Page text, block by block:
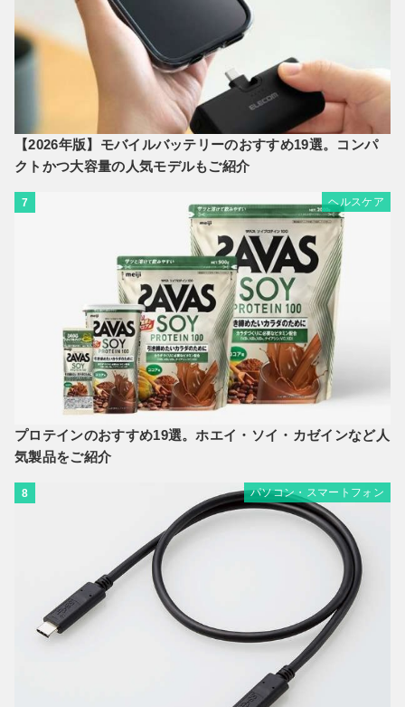
【2026年版】モバイルバッテリーのおすすめ19選。コンパ
クトかつ大容量の人気モデルもご紹介
7 ヘルスケア
プロテインのおすすめ19選。ホエイ・ソイ・カゼインなど人
気製品をご紹介
8 パソコン・スマートフォン